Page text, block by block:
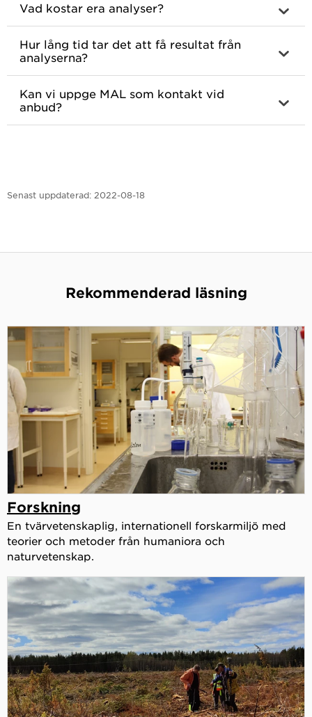
Vad kostar era analyser?
Hur lång tid tar det att få resultat från
analyserna?
Kan vi uppge MAL som kontakt vid
anbud?
Senast uppdaterad: 2022-08-18
Rekommenderad läsning
Forskning
En tvärvetenskaplig, internationell forskarmiljö med
teorier och metoder från humaniora och
naturvetenskap.